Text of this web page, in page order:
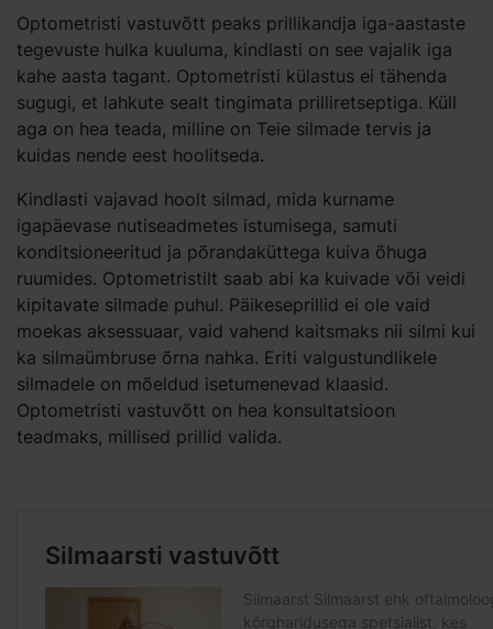
Optometristi vastuvõtt peaks prillikandja iga-aastaste
tegevuste hulka kuuluma, kindlasti on see vajalik iga
kahe aasta tagant. Optometristi külastus ei tähenda
sugugi, et lahkute sealt tingimata prilliretseptiga. Küll
aga on hea teada, milline on Teie silmade tervis ja
kuidas nende eest hoolitseda.
Kindlasti vajavad hoolt silmad, mida kurname
igapäevase nutiseadmetes istumisega, samuti
konditsioneeritud ja põrandaküttega kuiva õhuga
ruumides. Optometristilt saab abi ka kuivade või veidi
kipitavate silmade puhul. Päikeseprillid ei ole vaid
moekas aksessuaar, vaid vahend kaitsmaks nii silmi kui
ka silmaümbruse õrna nahka. Eriti valgustundlikele
silmadele on mõeldud isetumenevad klaasid.
Optometristi vastuvõtt on hea konsultatsioon
teadmaks, millised prillid valida.